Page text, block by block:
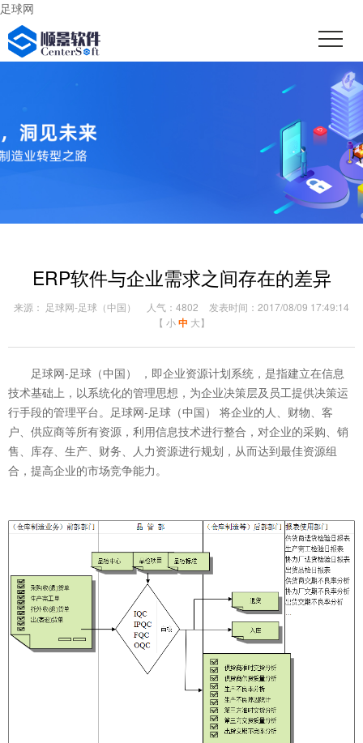
足球网
ERP软件与企业需求之间存在的差异
来源： 足球网-足球（中国） 人气：4802
发表时间：2017/08/09 17:49:14
【 小 中 大】
足球网-足球（中国） ，即企业资源计划系统，是指建立在信息
技术基础上，以系统化的管理思想，为企业决策层及员工提供决策运
行手段的管理平台。足球网-足球（中国） 将企业的人、财物、客
户、供应商等所有资源，利用信息技术进行整合，对企业的采购、销
售、库存、生产、财务、人力资源进行规划，从而达到最佳资源组
合，提高企业的市场竞争能力。